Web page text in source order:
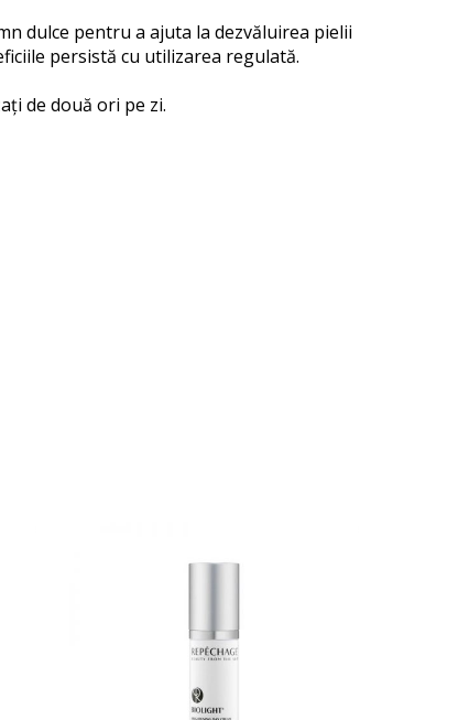
dulce pentru a ajuta la dezvăluirea pielii
persistă cu utilizarea regulată.
de două ori pe zi.